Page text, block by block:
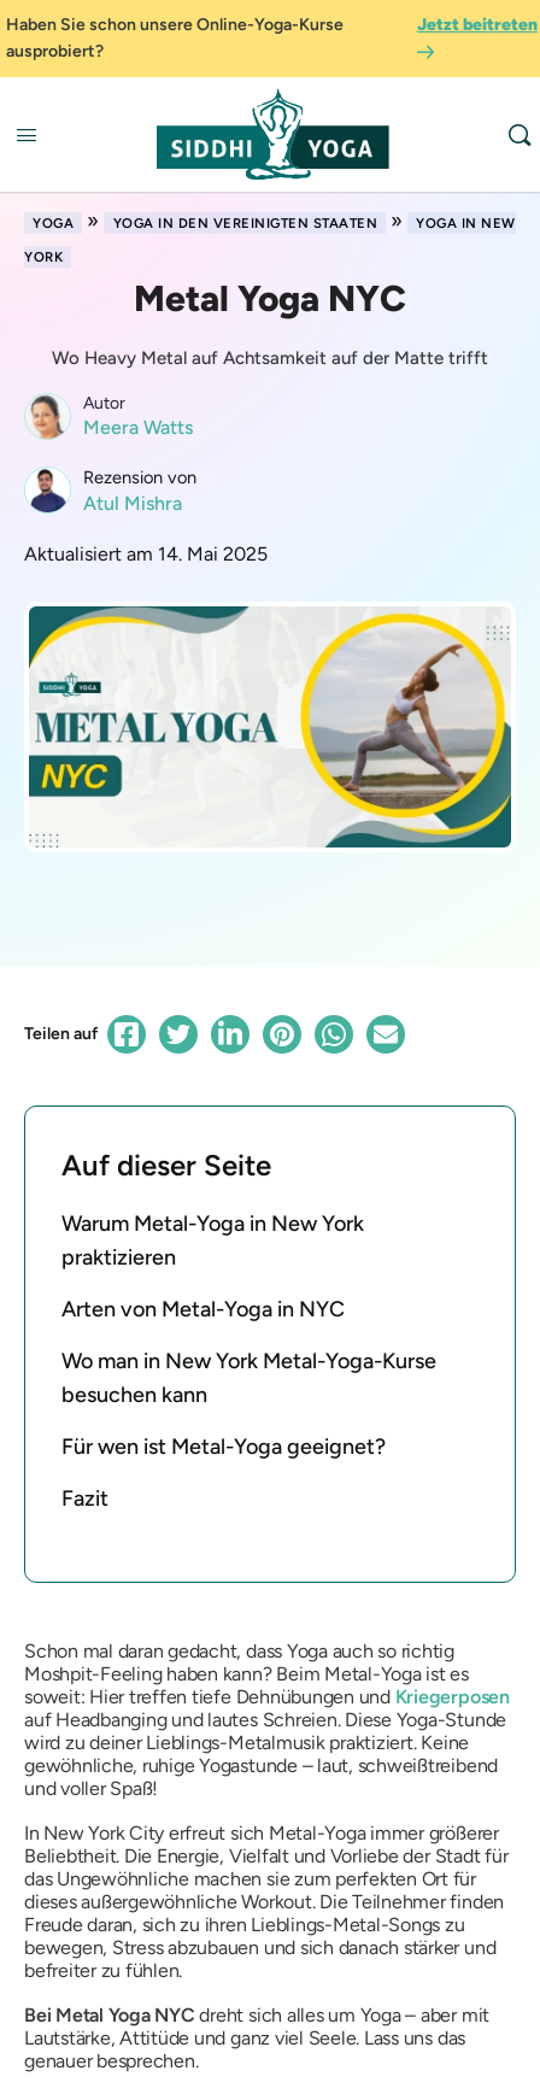
Haben Sie schon unsere Online-Yoga-Kurse
ausprobiert?
Jetzt beitreten
YOGA » YOGA IN DEN VEREINIGTEN STAATEN »
YOGA IN NEW
YORK
Metal Yoga NYC
Wo Heavy Metal auf Achtsamkeit auf der Matte trifft
Autor
Meera Watts
Rezension von
Atul Mishra
Aktualisiert am 14. Mai 2025
Teilen auf
Auf dieser Seite
Warum Metal-Yoga in New York
praktizieren
Arten von Metal-Yoga in NYC
Wo man in New York Metal-Yoga-Kurse
besuchen kann
Für wen ist Metal-Yoga geeignet?
Fazit
Schon mal daran gedacht, dass Yoga auch so richtig
Moshpit-Feeling haben kann? Beim Metal-Yoga ist es
soweit: Hier treffen tiefe Dehnübungen und Kriegerposen
auf Headbanging und lautes Schreien. Diese Yoga-Stunde
wird zu deiner Lieblings-Metalmusik praktiziert. Keine
gewöhnliche, ruhige Yogastunde – laut, schweißtreibend
und voller Spaß!
In New York City erfreut sich Metal-Yoga immer größerer
Beliebtheit. Die Energie, Vielfalt und Vorliebe der Stadt für
das Ungewöhnliche machen sie zum perfekten Ort für
dieses außergewöhnliche Workout. Die Teilnehmer finden
Freude daran, sich zu ihren Lieblings-Metal-Songs zu
bewegen, Stress abzubauen und sich danach stärker und
befreiter zu fühlen.
Bei Metal Yoga NYC dreht sich alles um Yoga – aber mit
Lautstärke, Attitüde und ganz viel Seele. Lass uns das
genauer besprechen.